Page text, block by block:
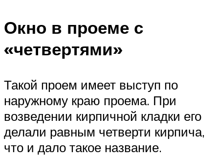
Окно в проеме с
«четвертями»
Такой проем имеет выступ по
наружному краю проема. При
возведении кирпичной кладки его
делали равным четверти кирпича,
что и дало такое название.